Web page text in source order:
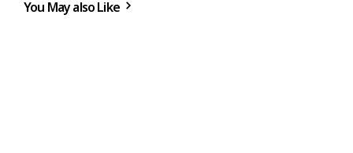
You May also Like